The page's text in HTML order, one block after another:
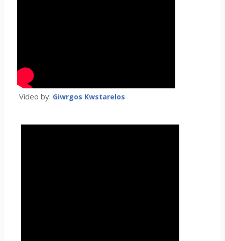
Video by: Giwrgos Kwstarelos